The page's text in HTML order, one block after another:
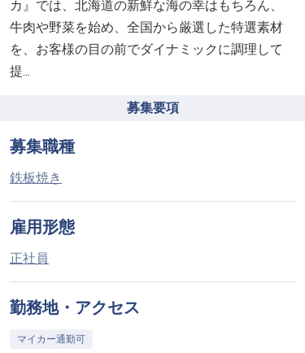
カ』では、北海道の新鮮な海の幸はもちろん、
牛肉や野菜を始め、全国から厳選した特選素材
を、お客様の目の前でダイナミックに調理して
提...
募集要項
募集職種
鉄板焼き
雇用形態
正社員
勤務地・アクセス
マイカー通勤可